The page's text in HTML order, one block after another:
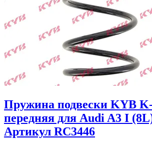
Пружина подвески KYB
передняя для Audi A3 I
Артикул RC3446